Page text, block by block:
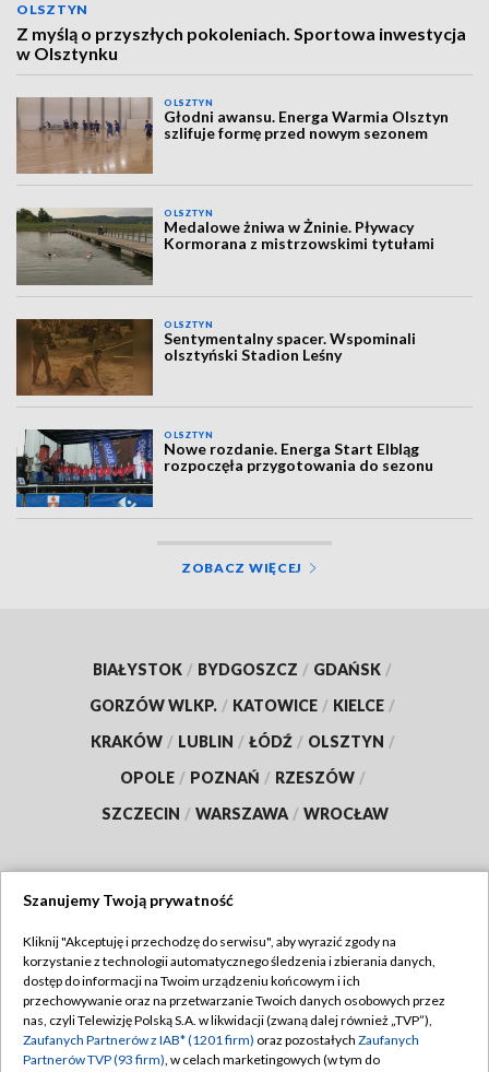
OLSZTYN
Z myślą o przyszłych pokoleniach. Sportowa inwestycja
w Olsztynku
OLSZTYN
Głodni awansu. Energa Warmia Olsztyn
szlifuje formę przed nowym sezonem
OLSZTYN
Medalowe żniwa w Żninie. Pływacy
Kormorana z mistrzowskimi tytułami
OLSZTYN
Sentymentalny spacer. Wspominali
olsztyński Stadion Leśny
OLSZTYN
Nowe rozdanie. Energa Start Elbląg
rozpoczęła przygotowania do sezonu
ZOBACZ WIĘCEJ
BIAŁYSTOK / BYDGOSZCZ / GDAŃSK /
GORZÓW WLKP. / KATOWICE / KIELCE /
KRAKÓW / LUBLIN / ŁÓDŹ / OLSZTYN /
OPOLE / POZNAŃ / RZESZÓW /
SZCZECIN / WARSZAWA / WROCŁAW
TVP
Abonament TVP
Emisja w TVP
Regulamin TVP
Polityka prywatności
Szanujemy Twoją prywatność
Kliknij "Akceptuję i przechodzę do serwisu", aby wyrazić zgody na
korzystanie z technologii automatycznego śledzenia i zbierania danych,
dostęp do informacji na Twoim urządzeniu końcowym i ich
przechowywanie oraz na przetwarzanie Twoich danych osobowych przez
nas, czyli Telewizję Polską S.A. w likwidacji (zwaną dalej również „TVP”),
Zaufanych Partnerów z IAB* (1201 firm) oraz pozostałych Zaufanych
Partnerów TVP (93 firm), w celach marketingowych (w tym do